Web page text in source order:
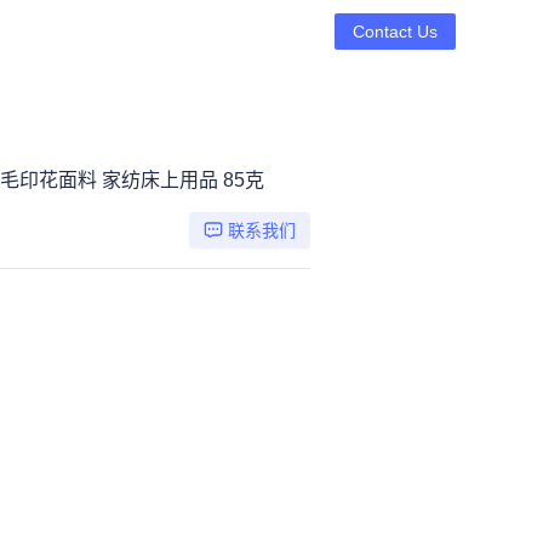
Contact Us
印花面料 家纺床上用品 85克
联系我们